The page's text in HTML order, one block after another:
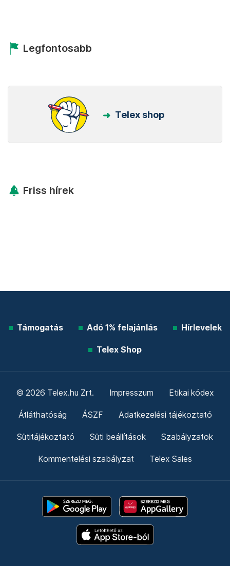
Legfontosabb
Telex shop
Friss hírek
Támogatás Adó 1% felajánlás Hírlevelek
Telex Shop
© 2026 Telex.hu Zrt. Impresszum Etikai kódex
Átláthatóság ÁSZF Adatkezelési tájékoztató
Sütitájékoztató Süti beállítások Szabályzatok
Kommentelési szabályzat Telex Sales